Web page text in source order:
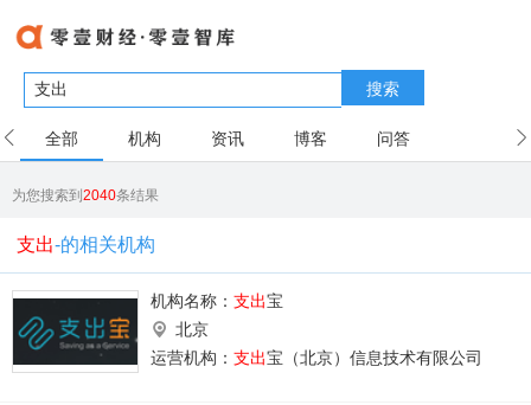
搜索
全部 机构 资讯 博客 问答
为您搜索到2040条结果
支出-的相关机构
机构名称： 支出宝
北京
运营机构： 支出宝（北京）信息技术有限公司